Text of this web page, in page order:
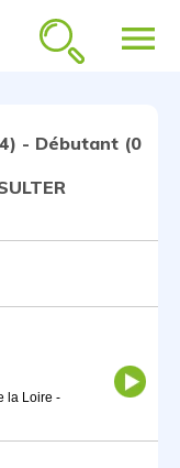
menu
- Débutant (0
la Loire -